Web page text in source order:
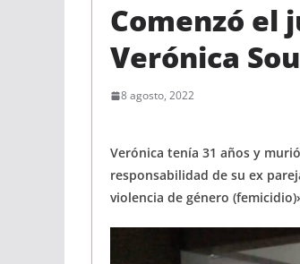
Comenzó el
Verónica
8 agosto, 2022
Verónica tenía 31 años y
responsabilidad de su ex
violencia de género